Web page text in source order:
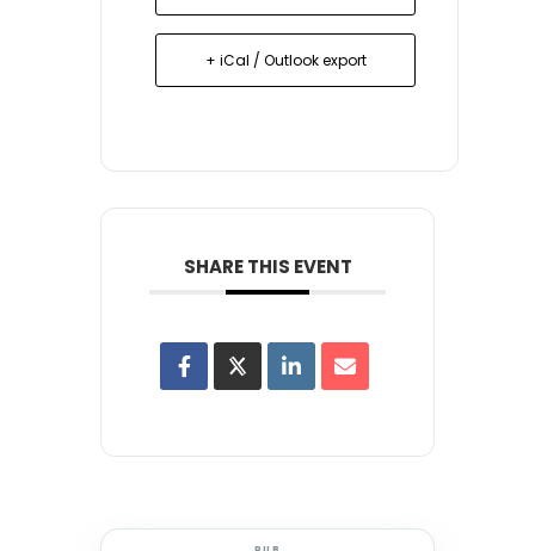
+ iCal / Outlook export
SHARE THIS EVENT